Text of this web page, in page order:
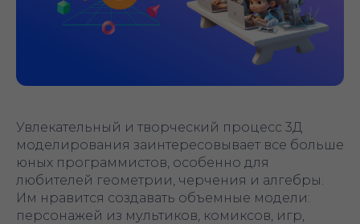
Увлекательный и творческий процесс 3Д
моделирования заинтересовывает все больше
юных программистов, особенно для
любителей геометрии, черчения и алгебры.
Им нравится создавать объемные модели:
персонажей из мультиков, комиксов, игр,